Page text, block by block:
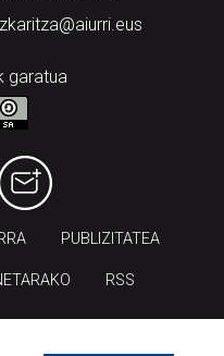
garatua
PUBLIZITATEA
RSS